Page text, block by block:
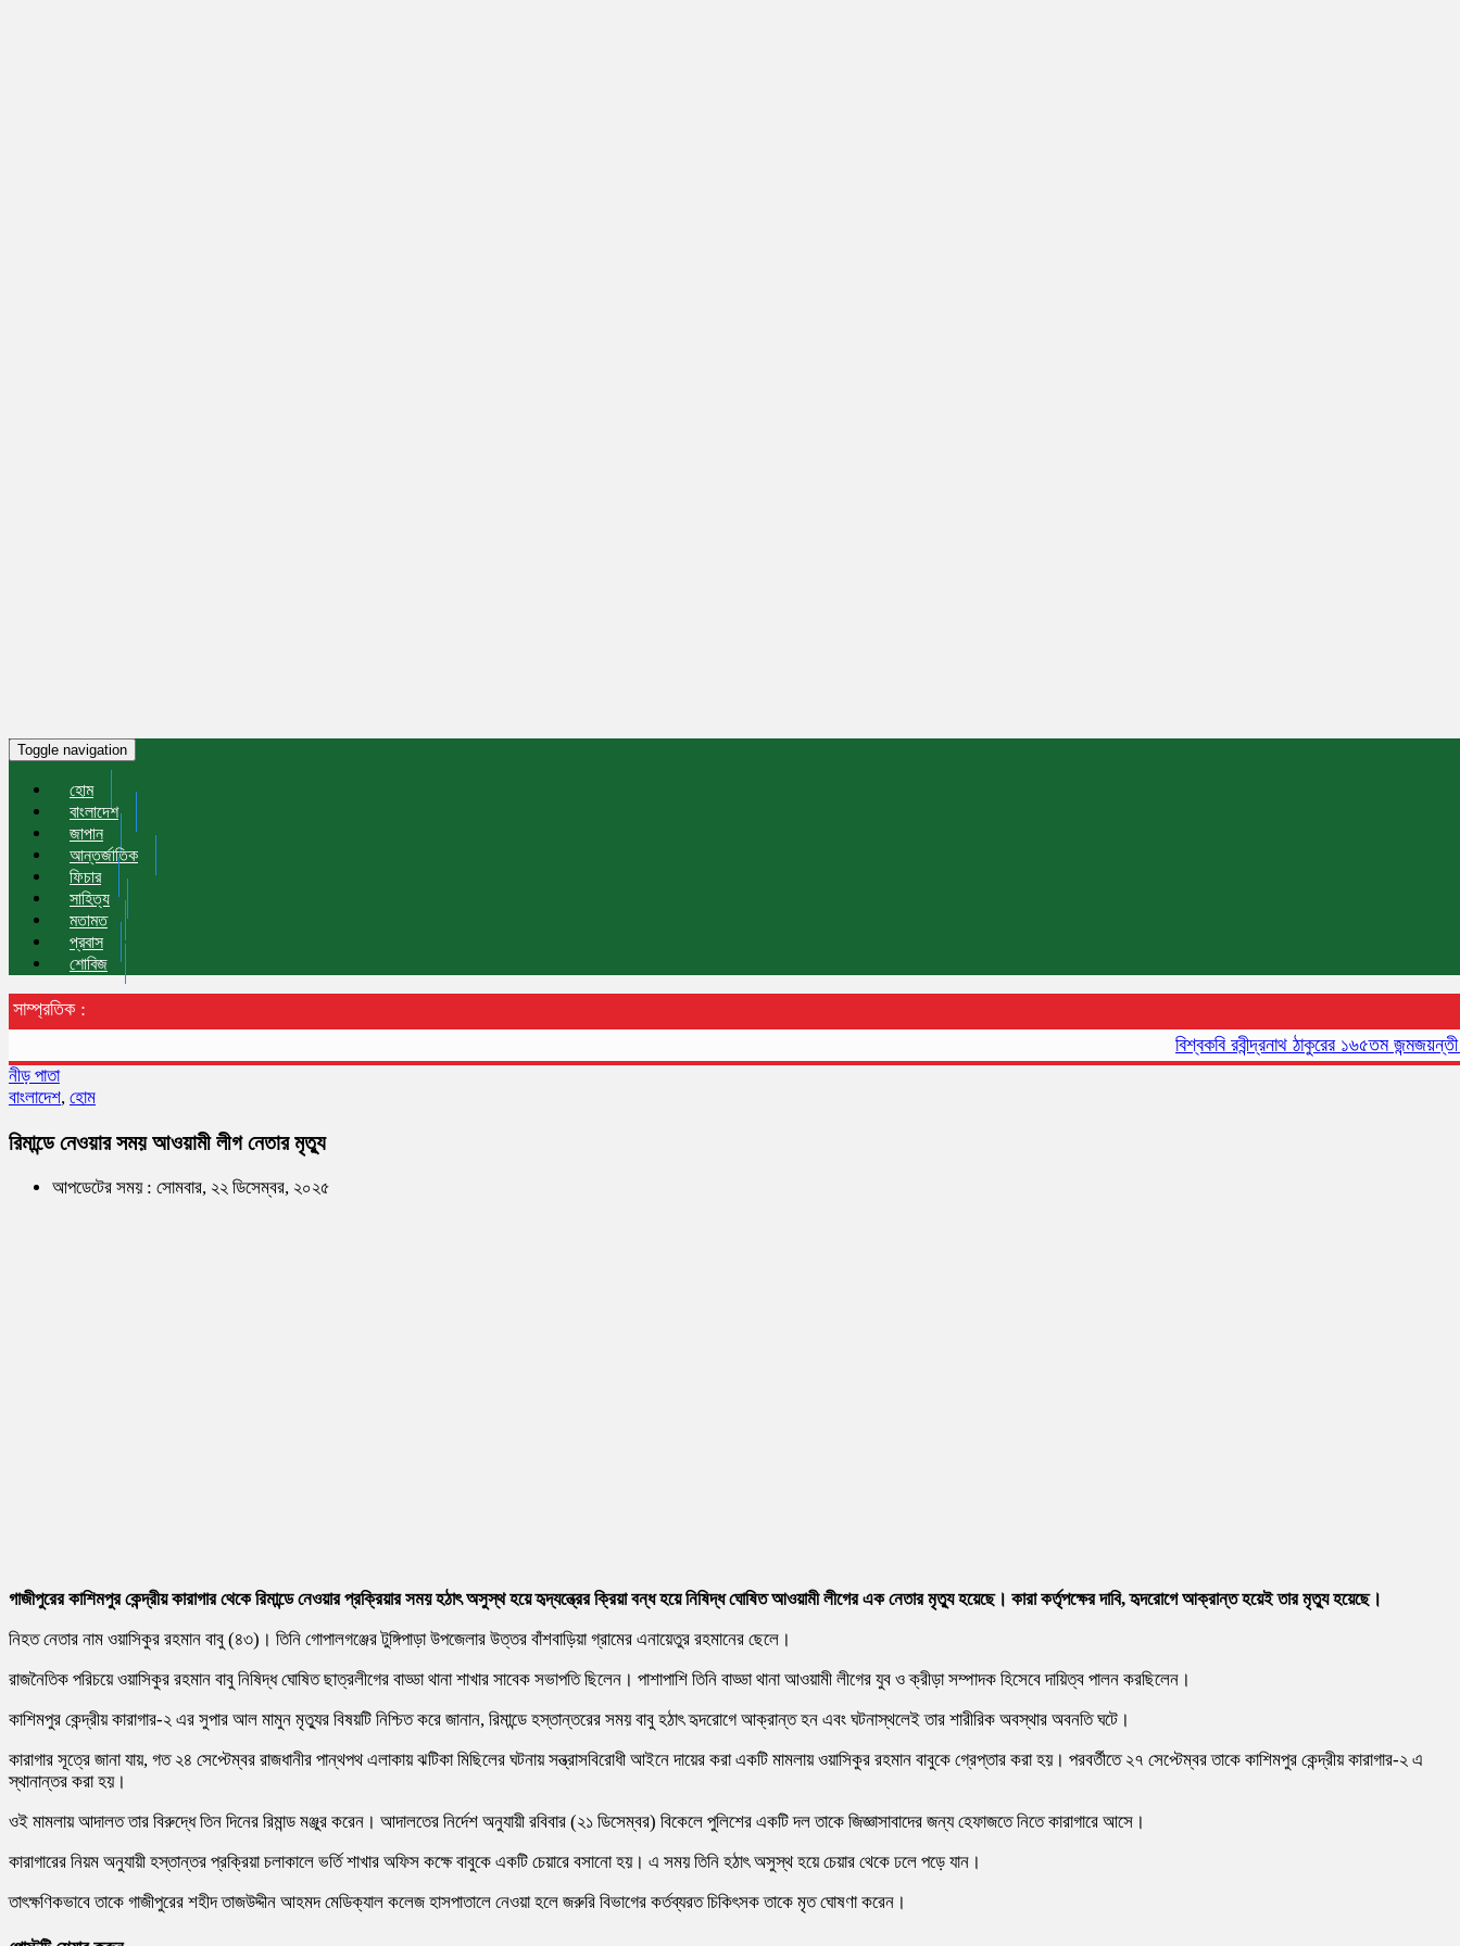
Toggle navigation
হোম
বাংলাদেশ
জাপান
আন্তর্জাতিক
ফিচার
সাহিত্য
মতামত
প্রবাস
শোবিজ
সাম্প্রতিক :
বিশ্বকবি রবীন্দ্রনাথ ঠাকুরের ১৬৫তম জন্মজয়ন্তী
নীড় পাতা
বাংলাদেশ, হোম
রিমান্ডে নেওয়ার সময় আওয়ামী লীগ নেতার মৃত্যু
আপডেটের সময় : সোমবার, ২২ ডিসেম্বর, ২০২৫
গাজীপুরের কাশিমপুর কেন্দ্রীয় কারাগার থেকে রিমান্ডে নেওয়ার প্রক্রিয়ার সময় হঠাৎ অসুস্থ হয়ে হৃদ্‌যন্ত্রের ক্রিয়া বন্ধ হয়ে নিষিদ্ধ ঘোষিত আওয়ামী লীগের এক নেতার মৃত্যু হয়েছে। কারা কর্তৃপক্ষের দাবি, হৃদরোগে আক্রান্ত হয়েই তার মৃত্যু হয়েছে।
নিহত নেতার নাম ওয়াসিকুর রহমান বাবু (৪৩)। তিনি গোপালগঞ্জের টুঙ্গিপাড়া উপজেলার উত্তর বাঁশবাড়িয়া গ্রামের এনায়েতুর রহমানের ছেলে।
রাজনৈতিক পরিচয়ে ওয়াসিকুর রহমান বাবু নিষিদ্ধ ঘোষিত ছাত্রলীগের বাড্ডা থানা শাখার সাবেক সভাপতি ছিলেন। পাশাপাশি তিনি বাড্ডা থানা আওয়ামী লীগের যুব ও ক্রীড়া সম্পাদক হিসেবে দায়িত্ব পালন করছিলেন।
কাশিমপুর কেন্দ্রীয় কারাগার-২ এর সুপার আল মামুন মৃত্যুর বিষয়টি নিশ্চিত করে জানান, রিমান্ডে হস্তান্তরের সময় বাবু হঠাৎ হৃদরোগে আক্রান্ত হন এবং ঘটনাস্থলেই তার শারীরিক অবস্থার অবনতি ঘটে।
কারাগার সূত্রে জানা যায়, গত ২৪ সেপ্টেম্বর রাজধানীর পান্থপথ এলাকায় ঝটিকা মিছিলের ঘটনায় সন্ত্রাসবিরোধী আইনে দায়ের করা একটি মামলায় ওয়াসিকুর রহমান বাবুকে গ্রেপ্তার করা হয়। পরবর্তীতে ২৭ সেপ্টেম্বর তাকে কাশিমপুর কেন্দ্রীয় কারাগার-২ এ
স্থানান্তর করা হয়।
ওই মামলায় আদালত তার বিরুদ্ধে তিন দিনের রিমান্ড মঞ্জুর করেন। আদালতের নির্দেশ অনুযায়ী রবিবার (২১ ডিসেম্বর) বিকেলে পুলিশের একটি দল তাকে জিজ্ঞাসাবাদের জন্য হেফাজতে নিতে কারাগারে আসে।
কারাগারের নিয়ম অনুযায়ী হস্তান্তর প্রক্রিয়া চলাকালে ভর্তি শাখার অফিস কক্ষে বাবুকে একটি চেয়ারে বসানো হয়। এ সময় তিনি হঠাৎ অসুস্থ হয়ে চেয়ার থেকে ঢলে পড়ে যান।
তাৎক্ষণিকভাবে তাকে গাজীপুরের শহীদ তাজউদ্দীন আহমদ মেডিক্যাল কলেজ হাসপাতালে নেওয়া হলে জরুরি বিভাগের কর্তব্যরত চিকিৎসক তাকে মৃত ঘোষণা করেন।